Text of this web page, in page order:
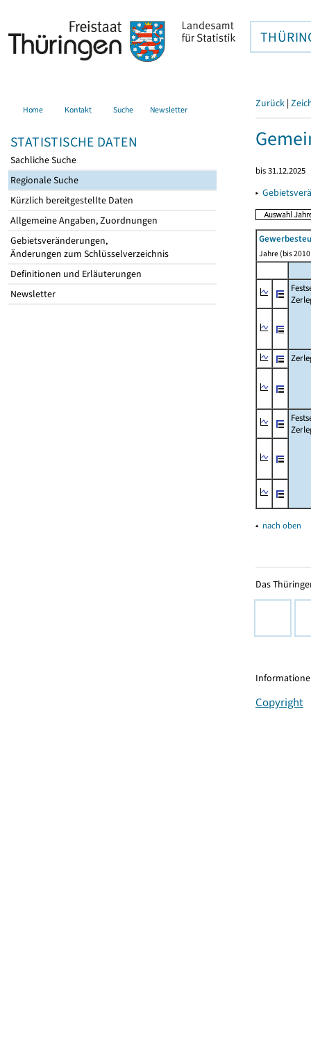
Home Kontakt Suche Newsletter
STATISTISCHE DATEN
Sachliche Suche
Regionale Suche
Kürzlich bereitgestellte Daten
Allgemeine Angaben, Zuordnungen
Gebietsveränderungen,
Änderungen zum Schlüsselverzeichnis
Definitionen und Erläuterungen
Newsletter
Zurück |
bis 31.12.2025
▸
Jahre (bis
▴ nach oben
Das
Copyright